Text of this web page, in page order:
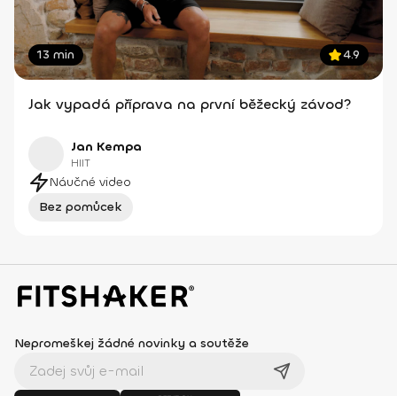
13 min 4.9
Jak vypadá příprava na první běžecký závod?
Jan Kempa
HIIT
Náučné video
Bez pomůcek
Nepromeškej žádné novinky a soutěže